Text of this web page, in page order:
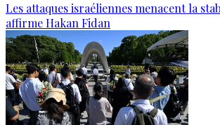
Les attaques israéliennes menacent la
affirme Hakan Fidan